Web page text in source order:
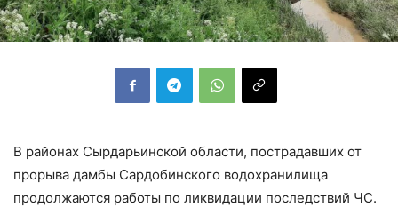
В районах Сырдарьинской области, пострадавших от
прорыва дамбы Сардобинского водохранилища
продолжаются работы по ликвидации последствий ЧС.